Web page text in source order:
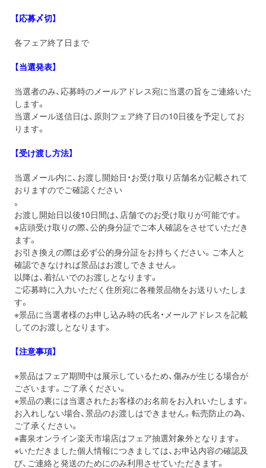
【応募〆切】
各フェア終了日まで
【当選発表】
当選者のみ、応募時のメールアドレス宛に当選の旨をご連絡いた
します。
当選メール送信日は、原則フェア終了日の10日後を予定してお
ります。
【受け渡し方法】
当選メール内に、お渡し開始日・お受け取り店舗名が記載されて
おりますのでご確認ください
。
お渡し開始日以後10日間は、店舗でのお受け取りが可能です。
※店頭受け取りの際、公的身分証でご本人確認をさせていただき
ます。
お引き換えの際は必ず公的身分証をお持ちください。ご本人と
確認できなければ景品はお渡しできません。
以降は、着払いでのお渡しとなります。
ご応募時に入力いただく住所宛に各種景品物をお送りいたしま
す。
※景品に当選者様のお申し込み時の氏名・メールアドレスを記載
してのお渡しとなります。
【注意事項】
※景品はフェア期間中は展示しているため、傷みが生じる場合が
ございます。ご了承ください。
※景品の裏には当選されたお客様のお名前をお入れいたします。
お入れしない場合、景品のお渡しはできません。転売防止の為、
ご了承ください。
※書泉オンライン楽天市場店はフェア抽選対象外となります。
※いただきました個人情報につきましては、お申込内容の確認及
び、ご連絡と発送のためにのみ利用させていただきます。